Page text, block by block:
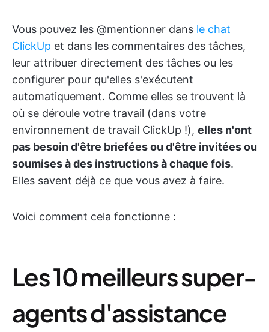
Vous pouvez les @mentionner dans le chat
ClickUp et dans les commentaires des tâches,
leur attribuer directement des tâches ou les
configurer pour qu'elles s'exécutent
automatiquement. Comme elles se trouvent là
où se déroule votre travail (dans votre
environnement de travail ClickUp !), elles n'ont
pas besoin d'être briefées ou d'être invitées ou
soumises à des instructions à chaque fois.
Elles savent déjà ce que vous avez à faire.
Voici comment cela fonctionne :
Les 10 meilleurs super-
agents d'assistance